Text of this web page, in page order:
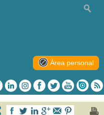
Àrea personal